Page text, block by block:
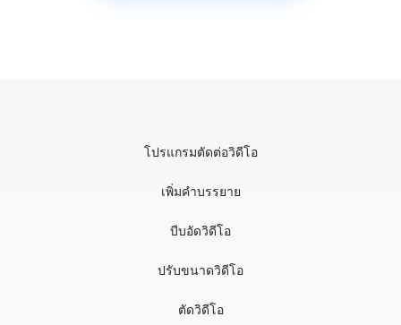
โปรแกรมตัดต่อวิดีโอ
เพิ่มคำบรรยาย
บีบอัดวิดีโอ
ปรับขนาดวิดีโอ
ตัดวิดีโอ